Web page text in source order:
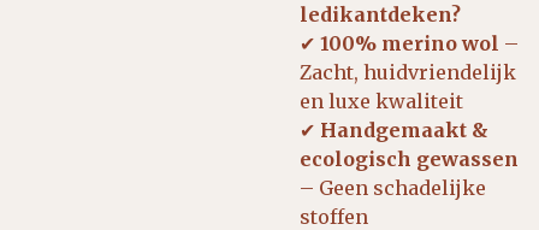
ledikantdeken?
✔ 100% merino wol –
Zacht, huidvriendelijk
en luxe kwaliteit
✔ Handgemaakt &
ecologisch gewassen
– Geen schadelijke
stoffen